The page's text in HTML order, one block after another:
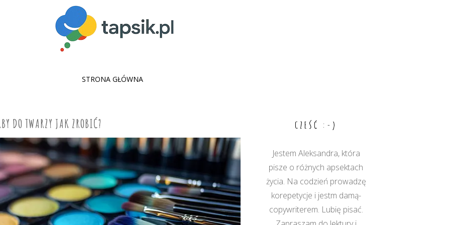
SKIP
STRONA GŁÓWNA
DO TWARZY JAK ZROBIĆ? CZEŚĆ :-)
Jestem Aleksandra, która
pisze o różnych apsektach
życia. Na codzień prowadzę
korepetycje i jestm damą-
copywriterem. Lubię pisać.